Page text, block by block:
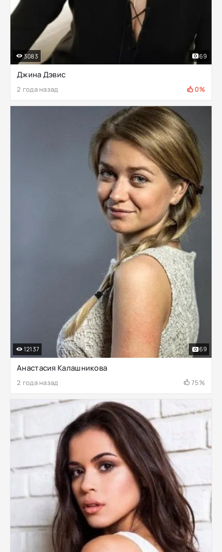
Джина Дэвис
2 года назад 0%
3083 69
Анастасия Калашникова
2 года назад 75%
12137 69